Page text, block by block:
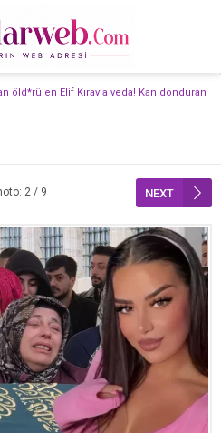
öld*rülen Elif Kırav’a veda! Kan donduran
2 / 9 NEXT